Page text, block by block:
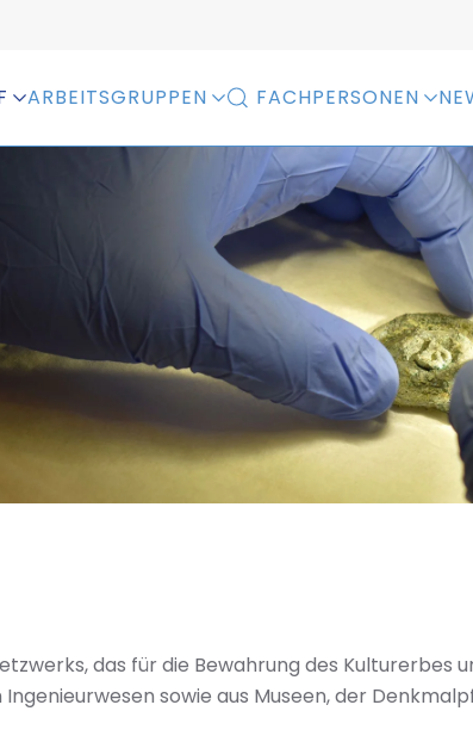
ARBEITSGRUPPEN FACHPERSONEN
das für die Bewahrung des Kulturerbes
sowie aus Museen, der